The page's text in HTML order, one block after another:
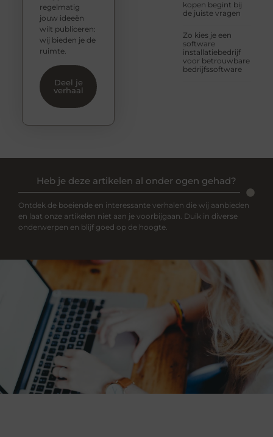
kopen begint bij
de juiste vragen
Zo kies je een
software
installatiebedrijf
voor betrouwbare
bedrijfssoftware
regelmatig
jouw ideeën
wilt publiceren:
wij bieden je de
ruimte.
Deel je
verhaal
Heb je deze artikelen al onder ogen gehad?
Ontdek de boeiende en interessante verhalen die wij aanbieden
en laat onze artikelen niet aan je voorbijgaan. Duik in diverse
onderwerpen en blijf goed op de hoogte.